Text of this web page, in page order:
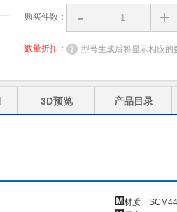
购买件数： - +
数量折扣： 型号生成后将显示相应的
3D预览 产品目录
材质